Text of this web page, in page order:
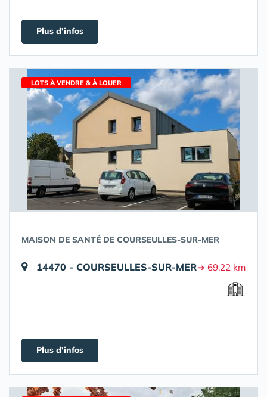
Plus d'infos
LOTS À VENDRE & À LOUER
MAISON DE SANTÉ DE COURSEULLES-SUR-MER
14470 - COURSEULLES-SUR-MER➔ 69.22 km
Plus d'infos